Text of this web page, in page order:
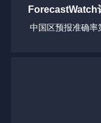
ForecastWatch
中国区预报准确率